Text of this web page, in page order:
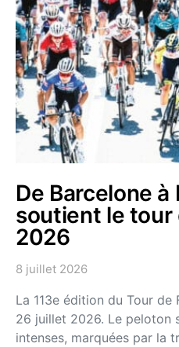
De Barcelone à
soutient le tour
2026
8 juillet 2026
La 113e édition du Tour de
26 juillet 2026. Le peloton
intenses, marquées par la